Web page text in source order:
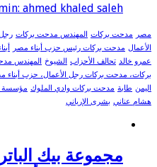
ahmed khaled saleh...
مصر مدحت بركات المهندس مدحت بركات
الأعمال مدحت بركات رئيس حزب أبناء مصر
عمرو خالد تحالف الأحزاب الشيوخ المهندس
بركات، مدحت بركات رجل الأعمال، حزب أبناء
اليمن طابة مدحت بركات وادي الملوك مؤسسة
هشام عناني بشرى الإرياني
مجموعة بيك